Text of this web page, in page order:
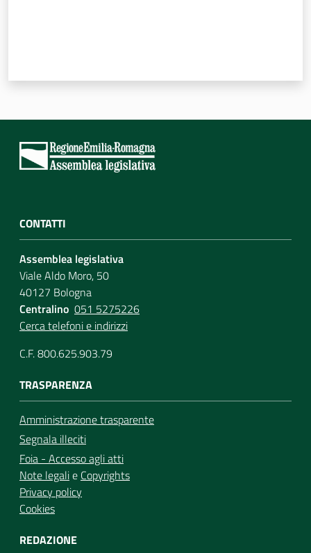
CONTATTI
Assemblea legislativa
Viale Aldo Moro, 50
40127 Bologna
Centralino 051 5275226
Cerca telefoni e indirizzi
C.F. 800.625.903.79
TRASPARENZA
Amministrazione trasparente
Segnala illeciti
Foia - Accesso agli atti
Note legalie Copyrights
Privacy policy
Cookies
REDAZIONE